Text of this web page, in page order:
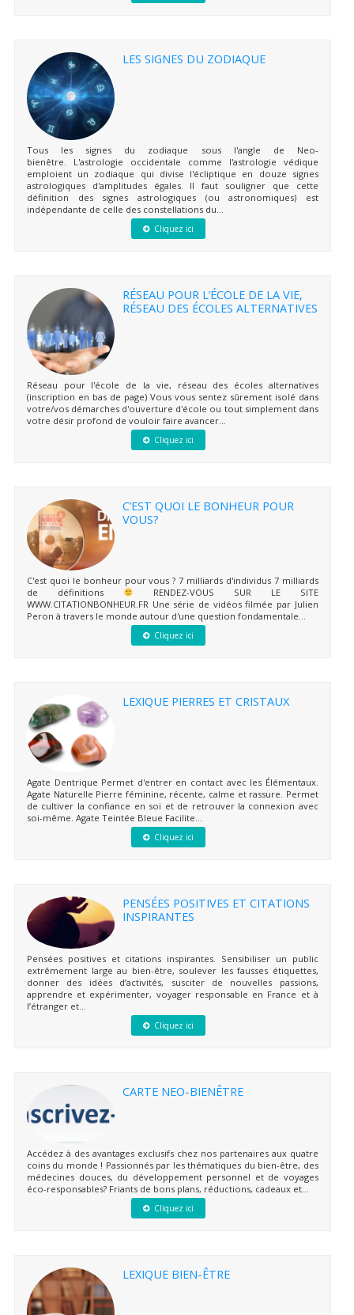
LES SIGNES DU ZODIAQUE
Tous les signes du zodiaque sous l'angle de Neo-
bienêtre. L'astrologie occidentale comme l'astrologie védique
emploient un zodiaque qui divise l'écliptique en douze signes
astrologiques d'amplitudes égales. Il faut souligner que cette
définition des signes astrologiques (ou astronomiques) est
indépendante de celle des constellations du...
Cliquez ici
RÉSEAU POUR L’ÉCOLE DE LA VIE,
RÉSEAU DES ÉCOLES ALTERNATIVES
Réseau pour l'école de la vie, réseau des écoles alternatives
(inscription en bas de page) Vous vous sentez sûrement isolé dans
votre/vos démarches d'ouverture d'école ou tout simplement dans
votre désir profond de vouloir faire avancer...
Cliquez ici
C’EST QUOI LE BONHEUR POUR
VOUS?
C'est quoi le bonheur pour vous ? 7 milliards d'individus 7 milliards
de définitions
RENDEZ-VOUS SUR LE SITE
WWW.CITATIONBONHEUR.FR Une série de vidéos filmée par Julien
Peron à travers le monde autour d'une question fondamentale...
Cliquez ici
LEXIQUE PIERRES ET CRISTAUX
Agate Dentrique Permet d'entrer en contact avec les Élémentaux.
Agate Naturelle Pierre féminine, récente, calme et rassure. Permet
de cultiver la confiance en soi et de retrouver la connexion avec
soi-même. Agate Teintée Bleue Facilite...
Cliquez ici
PENSÉES POSITIVES ET CITATIONS
INSPIRANTES
Pensées positives et citations inspirantes. Sensibiliser un public
extrêmement large au bien-être, soulever les fausses étiquettes,
donner des idées d’activités, susciter de nouvelles passions,
apprendre et expérimenter, voyager responsable en France et à
l’étranger et...
Cliquez ici
CARTE NEO-BIENÊTRE
Accédez à des avantages exclusifs chez nos partenaires aux quatre
coins du monde ! Passionnés par les thématiques du bien-être, des
médecines douces, du développement personnel et de voyages
éco-responsables? Friants de bons plans, réductions, cadeaux et...
Cliquez ici
LEXIQUE BIEN-ÊTRE